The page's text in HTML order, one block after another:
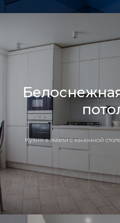
Кухня в эмали с каменной